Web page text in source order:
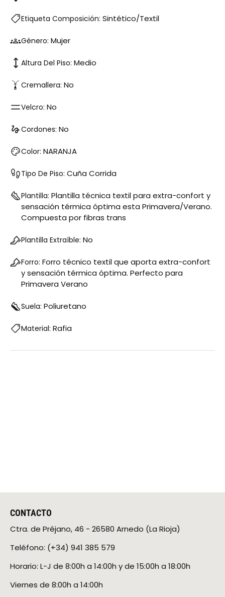
Etiqueta Composición: Sintético/Textil
Género: Mujer
Altura Del Piso: Medio
Cremallera: No
Velcro: No
Cordones: No
Color: NARANJA
Tipo De Piso: Cuña Corrida
Plantilla: Plantilla técnica textil para extra-confort y
sensación térmica óptima esta Primavera/Verano.
Compuesta por fibras trans
Plantilla Extraíble: No
Forro: Forro técnico textil que aporta extra-confort
y sensación térmica óptima. Perfecto para
Primavera Verano
Suela: Poliuretano
Material: Rafia
CONTACTO
Ctra. de Préjano, 46 - 26580 Arnedo (La Rioja)
Teléfono: (+34) 941 385 579
Horario: L-J de 8:00h a 14:00h y de 15:00h a 18:00h
Viernes de 8:00h a 14:00h